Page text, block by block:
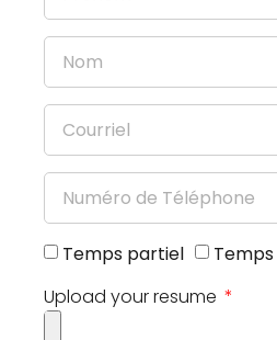
Temps partiel
Upload your resume